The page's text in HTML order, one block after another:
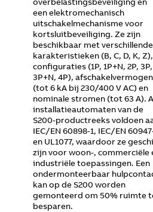
een elektromechanisch
uitschakelmechanisme voor
kortsluitbeveiliging. Ze zijn
beschikbaar met verschillende
karakteristieken (B, C, D, K, Z),
configuraties (1P, 1P+N, 2P, 3P,
3P+N, 4P),
(tot 6 kA bij 230/400 V AC) en
nominale stromen (tot 63 A).
installatieautomaten van de
S200-productreeks voldoen
IEC/EN 60898-1, IEC/EN
en UL1077, waardoor ze
zijn voor woon-, commerciële
industriële toepassingen. Een
ondermonteerbaar
kan op de S200 worden
gemonteerd om 50% ruimte
besparen.